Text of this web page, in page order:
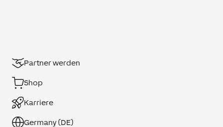
Partner werden
Shop
Karriere
Germany (DE)